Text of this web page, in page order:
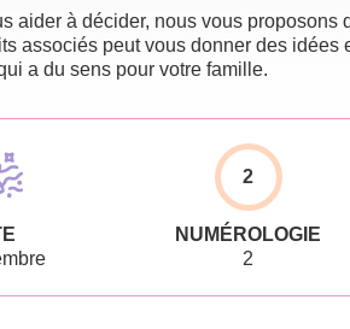
aider à décider, nous vous
associés peut vous donner des idées
a du sens pour votre famille.
2
NUMÉROLOGIE
2